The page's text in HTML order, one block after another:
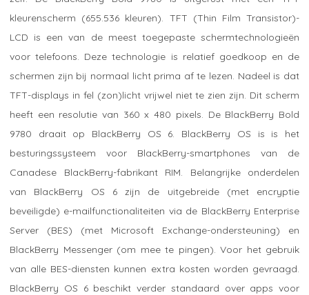
kleurenscherm (655.536 kleuren). TFT (Thin Film Transistor)-
LCD is een van de meest toegepaste schermtechnologieën
voor telefoons. Deze technologie is relatief goedkoop en de
schermen zijn bij normaal licht prima af te lezen. Nadeel is dat
TFT-displays in fel (zon)licht vrijwel niet te zien zijn. Dit scherm
heeft een resolutie van 360 x 480 pixels. De BlackBerry Bold
9780 draait op BlackBerry OS 6. BlackBerry OS is is het
besturingssysteem voor BlackBerry-smartphones van de
Canadese BlackBerry-fabrikant RIM. Belangrijke onderdelen
van BlackBerry OS 6 zijn de uitgebreide (met encryptie
beveiligde) e-mailfunctionaliteiten via de BlackBerry Enterprise
Server (BES) (met Microsoft Exchange-ondersteuning) en
BlackBerry Messenger (om mee te pingen). Voor het gebruik
van alle BES-diensten kunnen extra kosten worden gevraagd.
BlackBerry OS 6 beschikt verder standaard over apps voor